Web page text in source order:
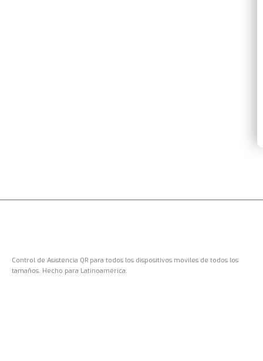
Control de Asistencia QR para todos los dispositivos moviles de todos los
tamaños. Hecho para Latinoamérica.